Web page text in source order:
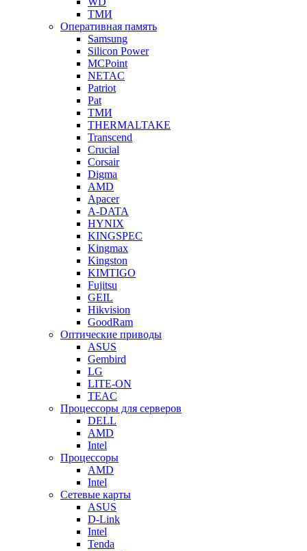
ТМИ
Оперативная память
Samsung
Silicon Power
MCPoint
NETAC
Patriot
Pat
ТМИ
THERMALTAKE
Transcend
Crucial
Corsair
Digma
AMD
Apacer
A-DATA
HYNIX
KINGSPEC
Kingmax
Kingston
KIMTIGO
Fujitsu
GEIL
Hikvision
GoodRam
Оптические приводы
ASUS
Gembird
LG
LITE-ON
TEAC
Процессоры для серверов
DELL
AMD
Intel
Процессоры
AMD
Intel
Сетевые карты
ASUS
D-Link
Intel
Tenda